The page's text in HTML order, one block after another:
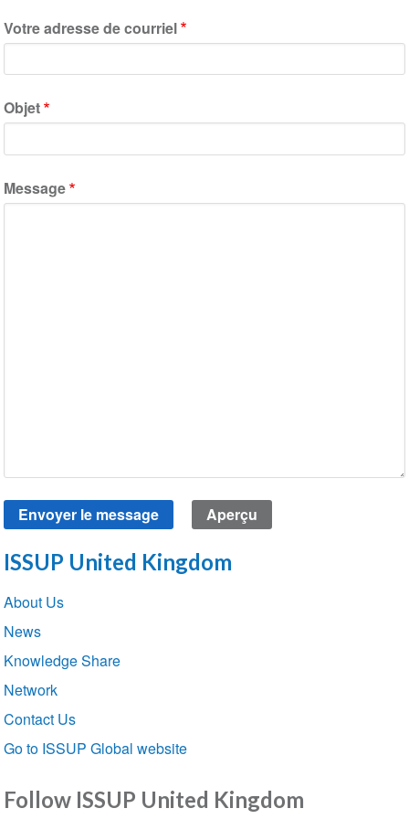
Votre adresse de courriel
Objet
Message
ISSUP United Kingdom
Section
navigation
About Us
News
Knowledge Share
Network
Contact Us
Go to ISSUP Global website
Follow ISSUP United Kingdom